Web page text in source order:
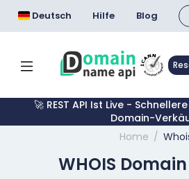
Deutsch Hilfe Blog
🚀 REST API Ist Live -
Domain-
Home
WHOIS